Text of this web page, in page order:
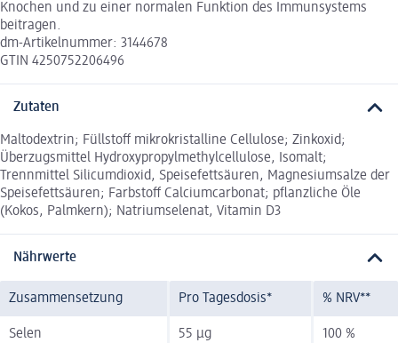
Knochen und zu einer normalen Funktion des Immunsystems
beitragen.
dm-Artikelnummer: 3144678
GTIN 4250752206496
Zutaten
Maltodextrin; Füllstoff mikrokristalline Cellulose; Zinkoxid;
Überzugsmittel Hydroxypropylmethylcellulose, Isomalt;
Trennmittel Silicumdioxid, Speisefettsäuren, Magnesiumsalze der
Speisefettsäuren; Farbstoff Calciumcarbonat; pflanzliche Öle
(Kokos, Palmkern); Natriumselenat, Vitamin D3
Nährwerte
Zusammensetzung Pro Tagesdosis* % NRV**
Selen 55 µg 100 %